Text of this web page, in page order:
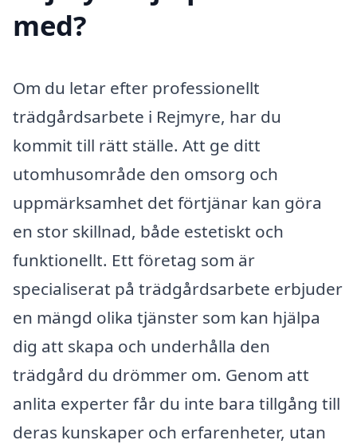
med?
Om du letar efter professionellt
trädgårdsarbete i Rejmyre, har du
kommit till rätt ställe. Att ge ditt
utomhusområde den omsorg och
uppmärksamhet det förtjänar kan göra
en stor skillnad, både estetiskt och
funktionellt. Ett företag som är
specialiserat på trädgårdsarbete erbjuder
en mängd olika tjänster som kan hjälpa
dig att skapa och underhålla den
trädgård du drömmer om. Genom att
anlita experter får du inte bara tillgång till
deras kunskaper och erfarenheter, utan